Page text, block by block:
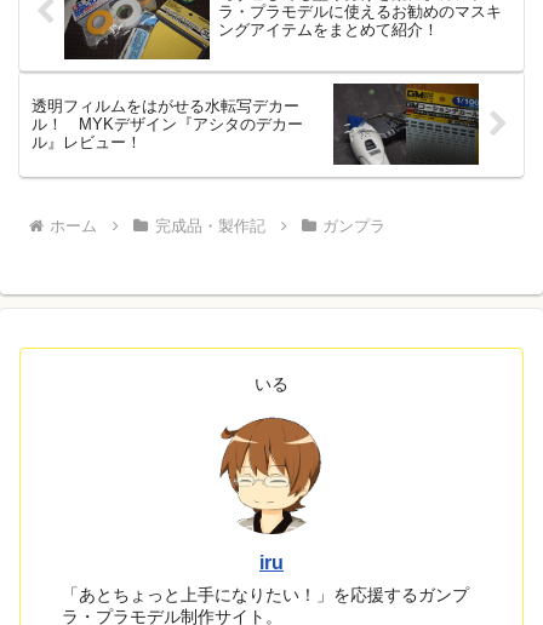
ラ・プラモデルに使えるお勧めのマスキ
ングアイテムをまとめて紹介！
透明フィルムをはがせる水転写デカー
ル！ MYKデザイン『アシタのデカー
ル』レビュー！
ホーム 完成品・製作記 ガンプラ
いる
iru
「あとちょっと上手になりたい！」を応援するガンプ
ラ・プラモデル制作サイト。